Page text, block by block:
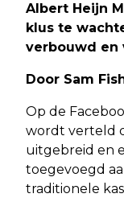
Albert Heijn
klus te
verbouwd en
Door Sam
Op de
wordt verteld
uitgebreid en
toegevoegd
traditionele